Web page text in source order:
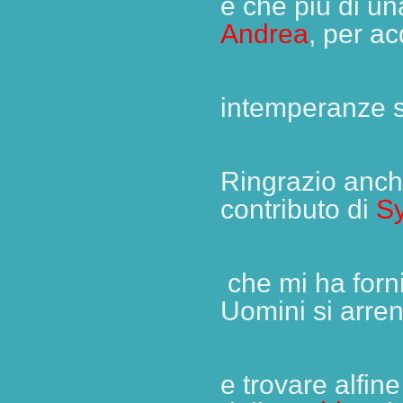
Andrea, per
intemperanze
Ringrazio
contributo di
che mi ha
Uomini si
e trovare